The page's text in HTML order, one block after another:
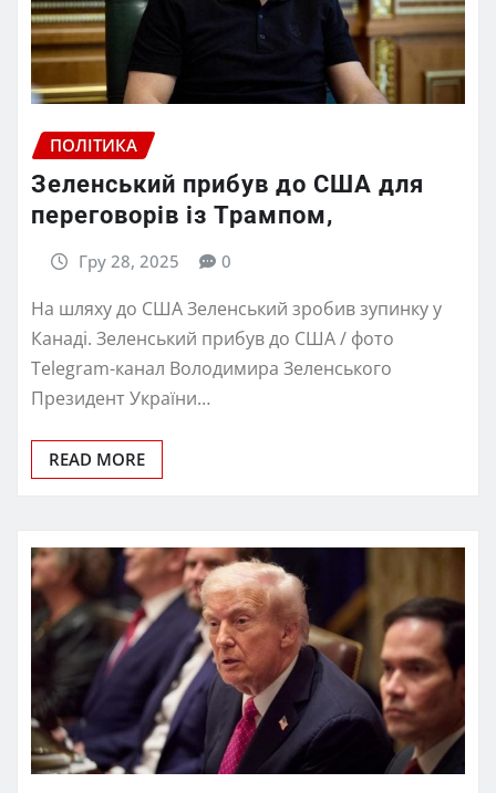
ПОЛІТИКА
Зеленський прибув до США для
переговорів із Трампом,
Гру 28, 2025 0
На шляху до США Зеленський зробив зупинку у
Канаді. Зеленський прибув до США / фото
Telegram-канал Володимира Зеленського
Президент України…
READ MORE